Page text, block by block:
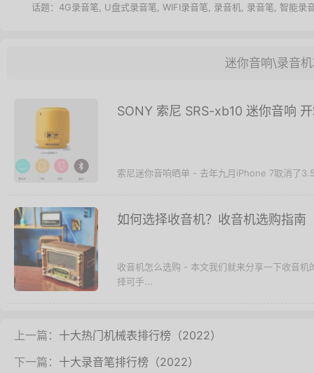
话题： 4G录音笔 U盘式录音笔 WIFI录音笔 录音机 录音笔 智能录
迷你音响\录音
SONY 索尼 SRS-xb10 迷你音响
索尼迷你音响晒单 - 去年九月iPhone 7取消了
如何选择收音机？收音机选购指南
收音机怎么选购 - 本文我们就来分享一下收音
择可手...
上一篇： 十大热门机械表排行榜（2022）
下一篇： 十大录音笔排行榜（2022）